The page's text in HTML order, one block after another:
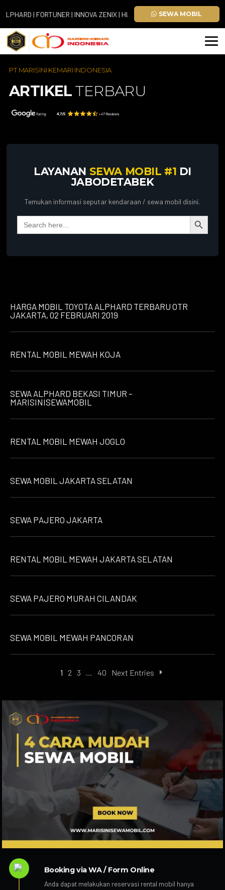
| FORTUNER | INNOVA ZENIX | HIACE SEWA MOBIL
PT MARISINI KEMARI INDONESIA
ARTIKEL TERBARU
LAYANAN SEWA MOBIL #1 DI
JABODETABEK
Temukan informasi seputar kendaraan / sewa mobil disini.
Search
for:
Search Button
HARGA MOBIL TOYOTA ALPHARD TERBARU OTR
JAKARTA, 02 FEBRUARI 2019
RENTAL MOBIL MEWAH KOJA
SEWA ALPHARD BEKASI TIMUR –
MARISINISEWAMOBIL
RENTAL MOBIL MEWAH JOGLO
SEWA MOBIL JAKARTA SELATAN
SEWA PAJERO JAKARTA
RENTAL MOBIL MEWAH JAKARTA SELATAN
SEWA PAJERO MURAH CILANDAK
SEWA MOBIL MEWAH PANCORAN
1 2 3 … 40 Next Entries
Booking via WA / Form Online
Anda dapat melakukan reservasi rental mobil hanya